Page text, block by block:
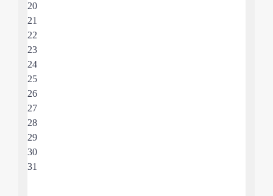
20
21
22
23
24
25
26
27
28
29
30
31